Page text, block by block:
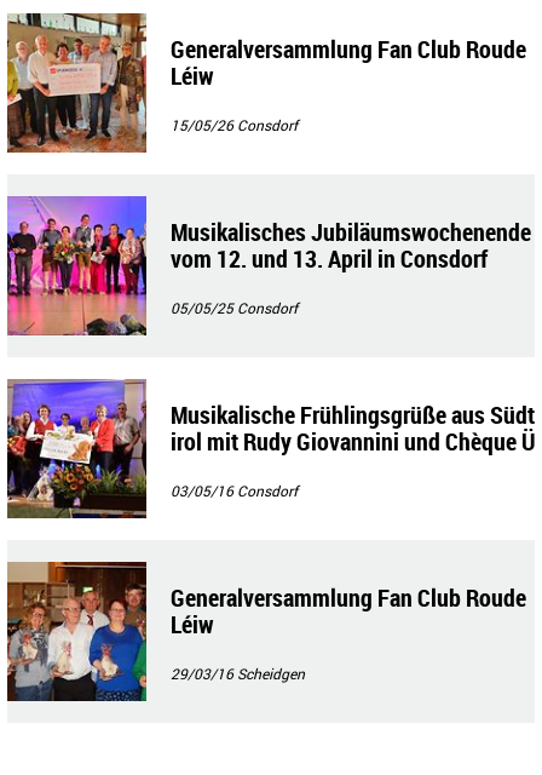
Generalversammlung Fan Club Roude
Léiw
15/05/26Consdorf
Musikalisches Jubiläumswochenende
vom 12. und 13. April in Consdorf
05/05/25Consdorf
Musikalische Frühlingsgrüße aus Südt
irol mit Rudy Giovannini und Chèque Ü
ank Kanner"
03/05/16Consdorf
Generalversammlung Fan Club Roude
Léiw
29/03/16Scheidgen